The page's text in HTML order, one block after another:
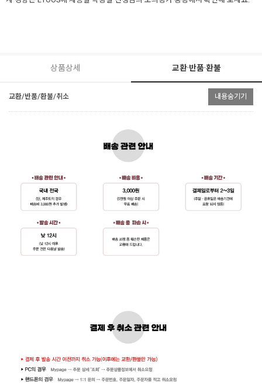
상품상세 교환·반품·환불
교환/반품/환불/취소 내용숨기기